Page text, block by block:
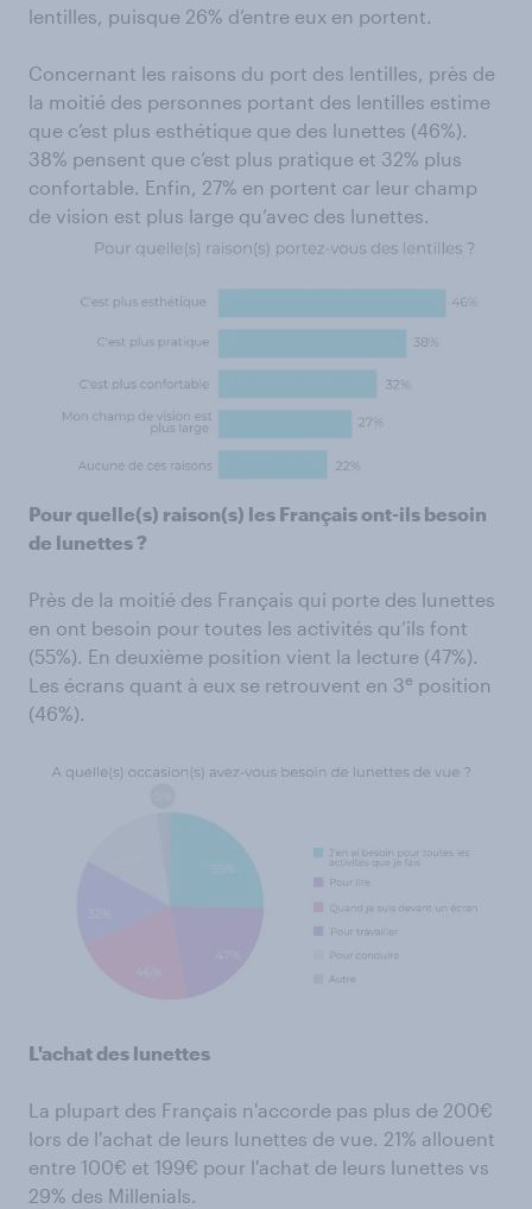
lentilles, puisque 26% d’entre eux en portent.
Concernant les raisons du port des lentilles, près de
la moitié des personnes portant des lentilles estime
que c’est plus esthétique que des lunettes (46%).
38% pensent que c’est plus pratique et 32% plus
confortable. Enfin, 27% en portent car leur champ
de vision est plus large qu’avec des lunettes.
Pour quelle(s) raison(s) les Français ont-ils besoin
de lunettes ?
Près de la moitié des Français qui porte des lunettes
en ont besoin pour toutes les activités qu’ils font
(55%). En deuxième position vient la lecture (47%).
Les écrans quant à eux se retrouvent en 3e position
(46%).
L'achat des lunettes
La plupart des Français n'accorde pas plus de 200€
lors de l'achat de leurs lunettes de vue. 21% allouent
entre 100€ et 199€ pour l'achat de leurs lunettes vs
29% des Millenials.